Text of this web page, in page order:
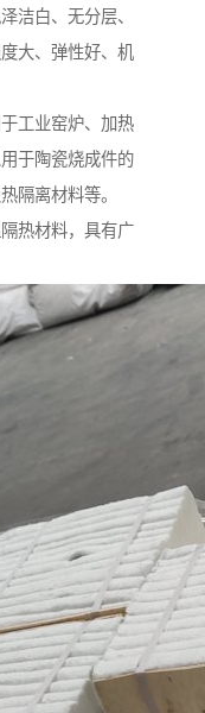
洁白、无分层、
大、弹性好、机
工业窑炉、加热
于陶瓷烧成件的
隔离材料等。
热材料，具有广